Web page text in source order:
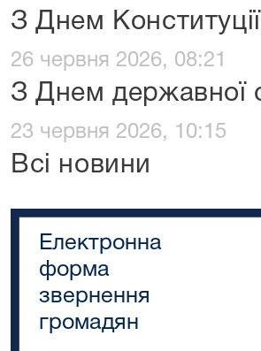
З Днем
26 червня 2026, 08:21
З Днем державної
23 червня 2026, 10:15
Всі новини
Електронна
форма
звернення
громадян